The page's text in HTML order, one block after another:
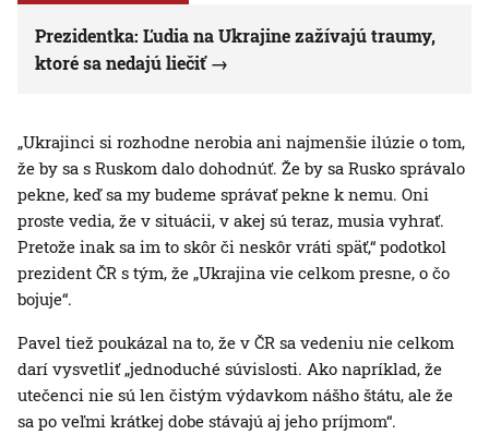
Prezidentka: Ľudia na Ukrajine zažívajú traumy,
ktoré sa nedajú liečiť
„Ukrajinci si rozhodne nerobia ani najmenšie ilúzie o tom,
že by sa s Ruskom dalo dohodnúť. Že by sa Rusko správalo
pekne, keď sa my budeme správať pekne k nemu. Oni
proste vedia, že v situácii, v akej sú teraz, musia vyhrať.
Pretože inak sa im to skôr či neskôr vráti späť,“ podotkol
prezident ČR s tým, že „Ukrajina vie celkom presne, o čo
bojuje“.
Pavel tiež poukázal na to, že v ČR sa vedeniu nie celkom
darí vysvetliť „jednoduché súvislosti. Ako napríklad, že
utečenci nie sú len čistým výdavkom nášho štátu, ale že
sa po veľmi krátkej dobe stávajú aj jeho príjmom“.